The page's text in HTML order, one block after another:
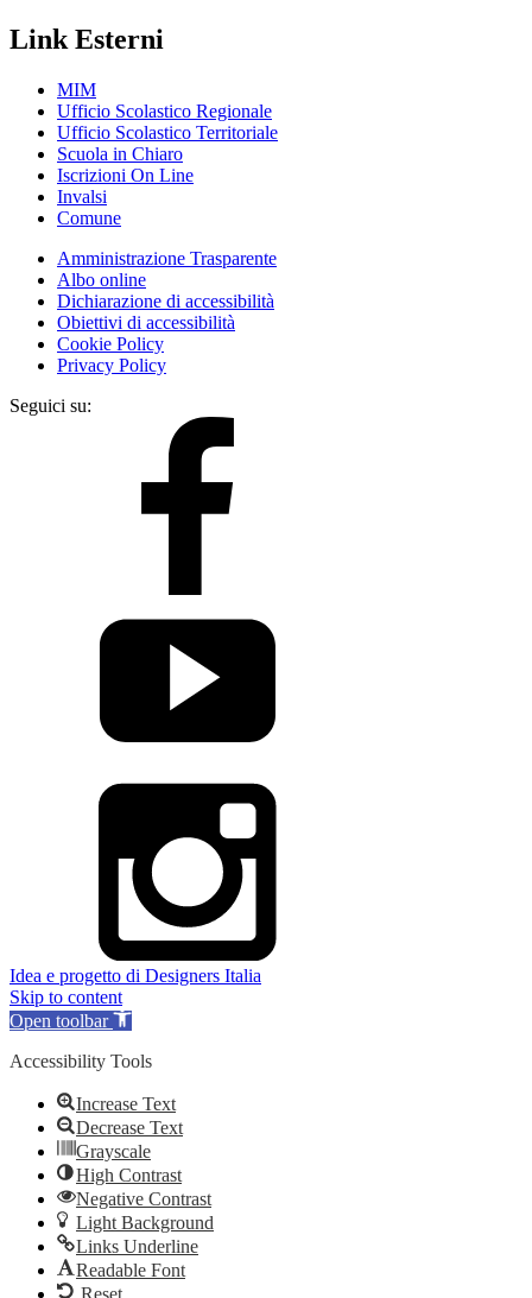
Link Esterni
MIM
Ufficio Scolastico Regionale
Ufficio Scolastico Territoriale
Scuola in Chiaro
Iscrizioni On Line
Invalsi
Comune
Amministrazione Trasparente
Albo online
Dichiarazione di accessibilità
Obiettivi di accessibilità
Cookie Policy
Privacy Policy
Seguici su:
Idea e progetto di Designers Italia
Skip to content
Open toolbar
Accessibility Tools
Increase Text
Decrease Text
Grayscale
High Contrast
Negative Contrast
Light Background
Links Underline
Readable Font
Reset